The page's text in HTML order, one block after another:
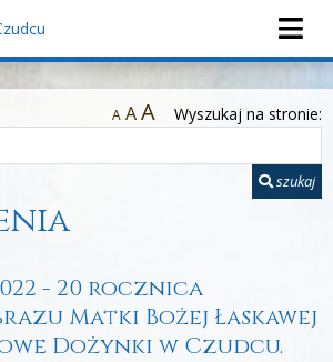
A AA Wyszukaj na stronie:
szukaj
- 20 rocznica
Matki Bożej Łaskawej
Dożynki w Czudcu.